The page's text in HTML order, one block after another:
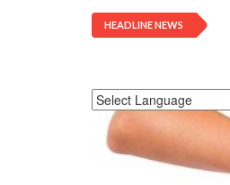
HEADLINE NEWS